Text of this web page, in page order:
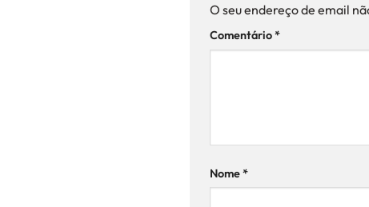
O seu endereço de email
Comentário*
Nome*